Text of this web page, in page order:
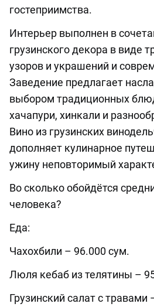
гостеприимства.
Интерьер выполнен в
грузинского декора в виде
узоров и украшений и
Заведение предлагает
выбором традиционных
хачапури, хинкали и
Вино из грузинских
дополняет кулинарное
ужину неповторимый
Во сколько обойдётся
человека?
Еда:
Чахохбили – 96.000 сум.
Люля кебаб из телятины –
Грузинский салат с травами